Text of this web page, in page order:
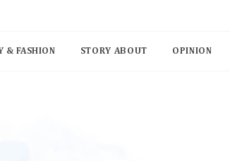
& FASHION STORY ABOUT OPINION